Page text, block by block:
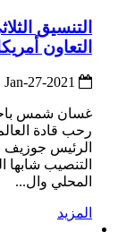
التنسيق
التعاون
الرئيس جوزيف
التنصيب شابها
المحلي وال...
المزيد